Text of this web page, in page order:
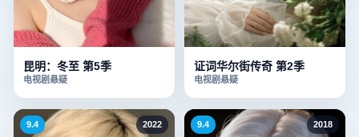
昆明：冬至 第5季
电视剧悬疑
证词华尔街传奇 第2季
电视剧悬疑
9.4 2022 9.4 2018